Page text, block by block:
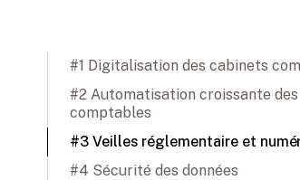
#1 Digitalisation des cabinets
#2 Automatisation croissante
comptables
#3 Veilles réglementaire et
#4 Sécurité des données